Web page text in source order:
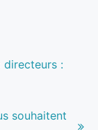
directeurs :
souhaitent